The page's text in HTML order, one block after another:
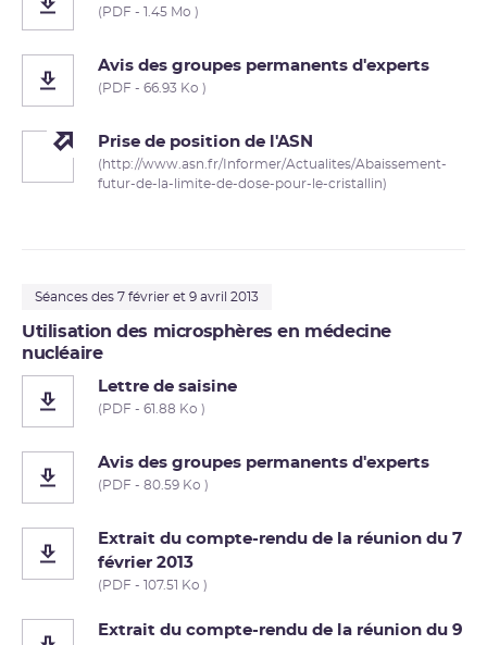
(PDF - 1.45 Mo )
Avis des groupes permanents d'experts
(PDF - 66.93 Ko )
Prise de position de l'ASN
(http://www.asn.fr/Informer/Actualites/Abaissement-
futur-de-la-limite-de-dose-pour-le-cristallin)
Séances des 7 février et 9 avril 2013
Utilisation des microsphères en médecine
nucléaire
Lettre de saisine
(PDF - 61.88 Ko )
Avis des groupes permanents d'experts
(PDF - 80.59 Ko )
Extrait du compte-rendu de la réunion du 7
février 2013
(PDF - 107.51 Ko )
Extrait du compte-rendu de la réunion du 9